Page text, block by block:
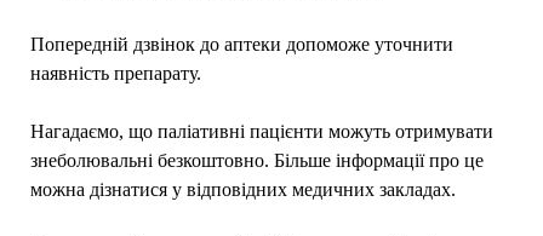
Попередній дзвінок до аптеки допоможе уточнити
наявність препарату.
Нагадаємо, що паліативні пацієнти можуть отримувати
знеболювальні безкоштовно. Більше інформації про це
можна дізнатися у відповідних медичних закладах.